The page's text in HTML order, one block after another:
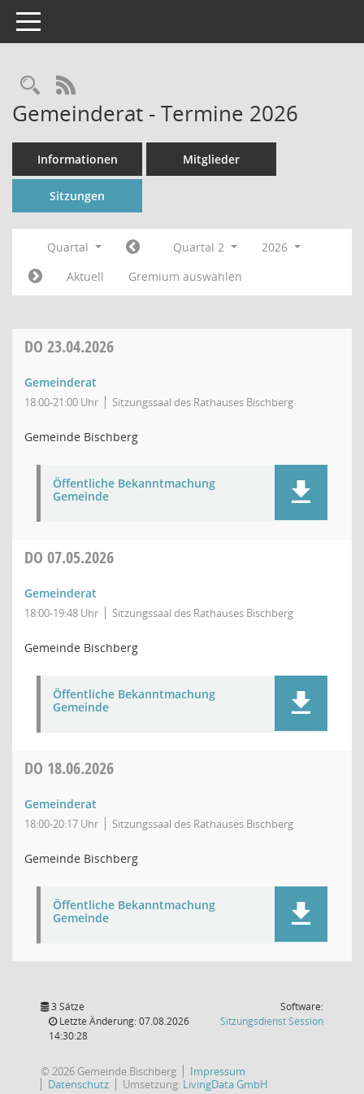
Toggle navigation
Rechercheauswahl
RSS-Feed
Gemeinderat - Termine 2026
Informationen Mitglieder
Sitzungen
Quartal Quartal 2
2026
Aktuell
Gremium auswählen
DO 23.04.2026
Gemeinderat
18:00-21:00 Uhr Sitzungssaal des Rathauses Bischberg
Gemeinde Bischberg
Öffentliche Bekanntmachung
Gemeinde
DO 07.05.2026
Gemeinderat
18:00-19:48 Uhr Sitzungssaal des Rathauses Bischberg
Gemeinde Bischberg
Öffentliche Bekanntmachung
Gemeinde
DO 18.06.2026
Gemeinderat
18:00-20:17 Uhr Sitzungssaal des Rathauses Bischberg
Gemeinde Bischberg
Öffentliche Bekanntmachung
Gemeinde
3 Sätze
Letzte Änderung: 07.08.2026
14:30:28
Software:
SitzungsdienstSession(Wird in
© 2026 Gemeinde Bischberg
Impressum
Datenschutz
Umsetzung: LivingData GmbH